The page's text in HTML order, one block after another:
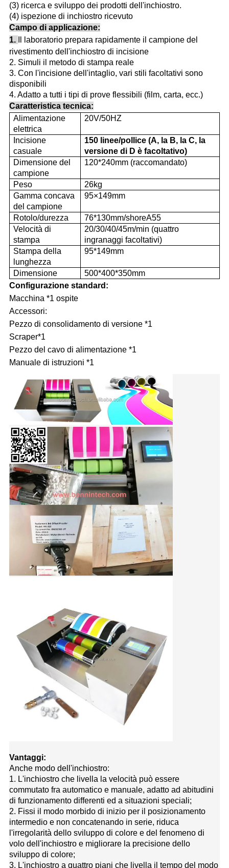
(3) ricerca e sviluppo dei prodotti dell'inchiostro.
(4) ispezione di inchiostro ricevuto
Campo di applicazione:
1.
Il laboratorio prepara rapidamente il campione del
rivestimento dell'inchiostro di incisione
2. Simuli il metodo di stampa reale
3. Con l'incisione dell'intaglio, vari stili facoltativi sono
disponibili
4. Adatto a tutti i tipi di prove flessibili (film, carta, ecc.)
Caratteristica tecnica:
Alimentazione
elettrica
20V/50HZ
Incisione
casuale
150 linee/pollice (A, la B, la C, la
versione di D è facoltativo)
Dimensione del
campione
120*240mm (raccomandato)
Peso
26kg
Gamma concava
del campione
95×149mm
Rotolo/durezza
76*130mm/shoreA55
Velocità di
stampa
20/30/40/45m/min (quattro
ingranaggi facoltativi)
Stampa della
lunghezza
95*149mm
Dimensione
500*400*350mm
Configurazione standard:
Macchina *1 ospite
Accessori:
Pezzo di consolidamento di versione *1
Scraper*1
Pezzo del cavo di alimentazione *1
Manuale di istruzioni *1
Vantaggi:
Anche modo dell'inchiostro:
1. L'inchiostro che livella la velocità può essere
commutato fra automatico e manuale, adatto ad abitudini
di funzionamento differenti ed a situazioni speciali;
2. Fissi il modo morbido di inizio per il posizionamento
intermedio e non concatenando in serie, riduca
l'irregolarità dello sviluppo di colore e del fenomeno di
volo dell'inchiostro e migliorare la precisione dello
sviluppo di colore;
3. L'inchiostro a quattro piani che livella il tempo del modo